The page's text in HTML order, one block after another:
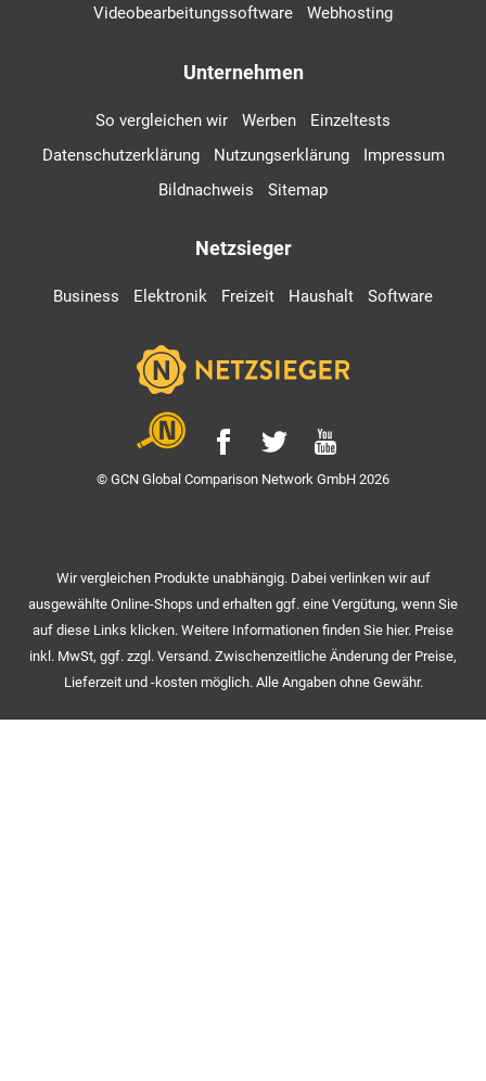
Videobearbeitungssoftware
Webhosting
Unternehmen
So vergleichen wir Werben
Einzeltests
Datenschutzerklärung
Nutzungserklärung
Impressum
Bildnachweis
Sitemap
Netzsieger
Business Elektronik Freizeit Haushalt Software
© GCN Global Comparison Network GmbH 2026
Wir vergleichen Produkte unabhängig. Dabei verlinken wir auf
ausgewählte Online-Shops und erhalten ggf. eine Vergütung, wenn Sie
auf diese Links klicken. Weitere Informationen finden Sie hier. Preise
inkl. MwSt, ggf. zzgl. Versand. Zwischenzeitliche Änderung der Preise,
Lieferzeit und -kosten möglich. Alle Angaben ohne Gewähr.